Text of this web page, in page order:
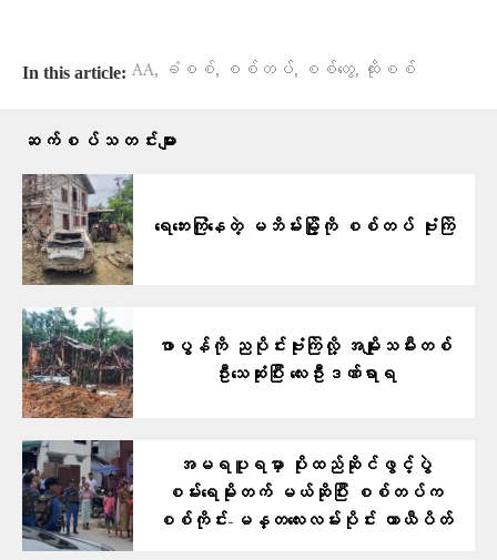
In this article: AA, ခံစစ်, စစ်တပ်, စစ်တွေ, ထိုးစစ်
ဆက်စပ်သတင်းများ
ရေဘေးကြုံနေတဲ့ မဘိမ်းမြို့ကို စစ်တပ် ဗုံးကြဲ
ဖာပွန်ကို ညပိုင်းဗုံးကြဲလို့ အမျိုးသမီးတစ်
ဦးသေဆုံးပြီး လေးဦးဒဏ်ရာရ
အမရပူရမှာ ပိုးထည်ဆိုင်ဖွင့်ပွဲ
စမ်းရေမိုးတက် မယ်ဆိုပြီး စစ်တပ်က
စစ်ကိုင်း-မန္တလေးလမ်းပိုင်း ယာယီပိတ်